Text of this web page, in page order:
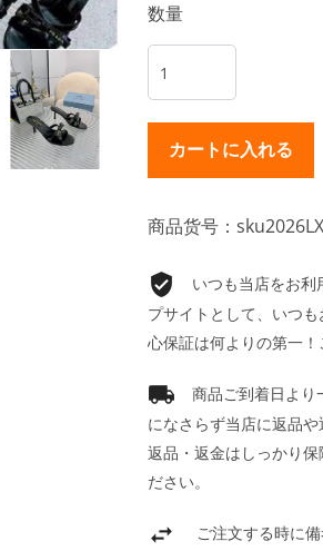
数量
商品货号：
いつも当店をお
プサイトとして、いつ
心保証は何よりの第一！
商品ご到着日より
になさらず当店に返品
返品・返金はしっかり
ださい。
ご注文する時に